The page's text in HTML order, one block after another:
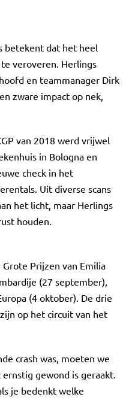
betekent dat het heel
veroveren. Herlings
en teammanager Dirk
zware impact op nek,
van 2018 werd vrijwel
in Bologna en
check in het
Uit diverse scans
het licht, maar Herlings
houden.
Prijzen van Emilia
(27 september),
(4 oktober). De drie
op het circuit van het
crash was, moeten we
gewond is geraakt.
je bedenkt welke